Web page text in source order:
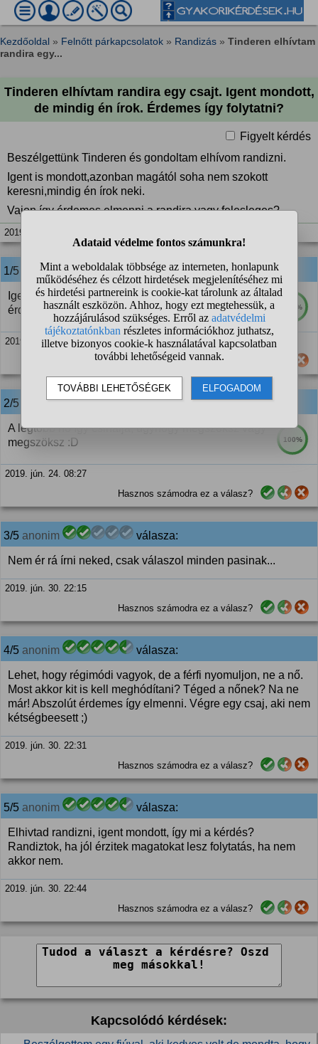
Kezdőoldal » Felnőtt párkapcsolatok » Randizás » Tinderen elhívtam
randira egy...
Tinderen elhívtam randira egy csajt. Igent mondott,
de mindig én írok. Érdemes így folytatni?
Figyelt kérdés
Beszélgettünk Tinderen és gondoltam elhívom randizni.
Igent is mondott,azonban magától soha nem szokott
keresni,mindig én írok neki.
Vajon így érdemes elmenni a randira vagy felesleges?
2019. jún. 24. 07:50
1/5 anonim válasza:
100%
Igen érdemes...majd ha élőben is passzív és
érdektelen na akkor nem érdemes 2. randi
2019. jún. 24. 07:59
Hasznos számodra ez a válasz?
2/5 anonim válasza:
100%
A legtöbb nő így csinálja, úgyhogy megszoksz vagy
megszöksz :D
2019. jún. 24. 08:27
Hasznos számodra ez a válasz?
3/5 anonim válasza:
Nem ér rá írni neked, csak válaszol minden pasinak...
2019. jún. 30. 22:15
Hasznos számodra ez a válasz?
4/5 anonim válasza:
Lehet, hogy régimódi vagyok, de a férfi nyomuljon, ne a nő.
Most akkor kit is kell meghódítani? Téged a nőnek? Na ne
már! Abszolút érdemes így elmenni. Végre egy csaj, aki nem
kétségbeesett ;)
2019. jún. 30. 22:31
Hasznos számodra ez a válasz?
5/5 anonim válasza:
Elhivtad randizni, igent mondott, így mi a kérdés?
Randiztok, ha jól érzitek magatokat lesz folytatás, ha nem
akkor nem.
2019. jún. 30. 22:44
Hasznos számodra ez a válasz?
Kapcsolódó kérdések: